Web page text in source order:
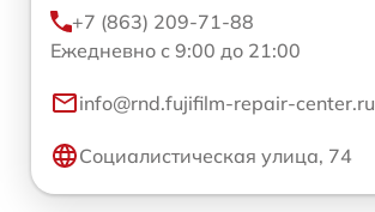
+7 (863) 209-71-88
Ежедневно с 9:00 до 21:00
info@rnd.fujifilm-repair-center.ru
Социалистическая улица, 74